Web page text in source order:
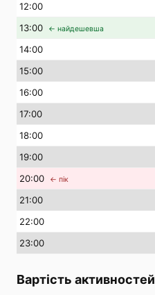
12:00
13:00 ← найдешевша
14:00
15:00
16:00
17:00
18:00
19:00
20:00 ← пік
21:00
22:00
23:00
Вартість активностей